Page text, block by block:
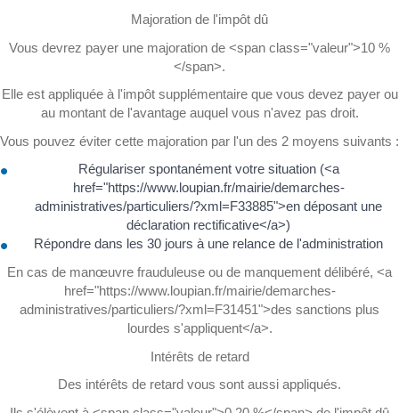
Majoration de l'impôt dû
Vous devrez payer une majoration de <span class="valeur">10 %
</span>.
Elle est appliquée à l'impôt supplémentaire que vous devez payer ou
au montant de l'avantage auquel vous n'avez pas droit.
Vous pouvez éviter cette majoration par l'un des 2 moyens suivants :
Régulariser spontanément votre situation (<a
href="https://www.loupian.fr/mairie/demarches-
administratives/particuliers/?xml=F33885">en déposant une
déclaration rectificative</a>)
Répondre dans les 30 jours à une relance de l'administration
En cas de manœuvre frauduleuse ou de manquement délibéré, <a
href="https://www.loupian.fr/mairie/demarches-
administratives/particuliers/?xml=F31451">des sanctions plus
lourdes s'appliquent</a>.
Intérêts de retard
Des intérêts de retard vous sont aussi appliqués.